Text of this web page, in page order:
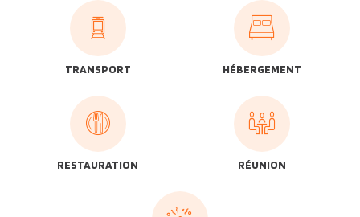
TRANSPORT HÉBERGEMENT
RESTAURATION RÉUNION